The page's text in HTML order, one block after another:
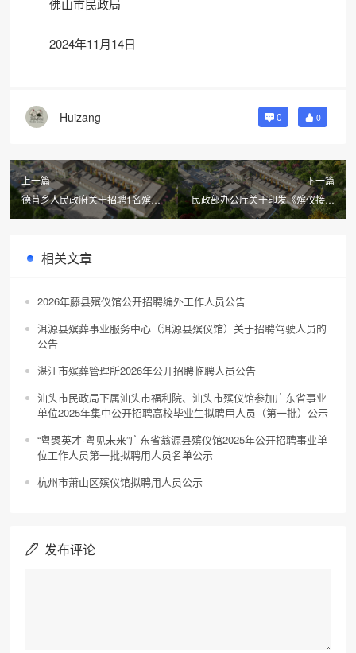
佛山市民政局
2024年11月14日
Huizang 0 0
上一篇
德苴乡人民政府关于招聘1名殡葬
管理员的公告（云南省大理）
下一篇
民政部办公厅关于印发《殡仪接待
服务规范》 等11项推荐性行业标
相关文章
2026年藤县殡仪馆公开招聘编外工作人员公告
洱源县殡葬事业服务中心（洱源县殡仪馆）关于招聘驾驶人员的
公告
湛江市殡葬管理所2026年公开招聘临聘人员公告
汕头市民政局下属汕头市福利院、汕头市殡仪馆参加广东省事业
单位2025年集中公开招聘高校毕业生拟聘用人员（第一批）公示
“粤聚英才·粤见未来”广东省翁源县殡仪馆2025年公开招聘事业单
位工作人员第一批拟聘用人员名单公示
杭州市萧山区殡仪馆拟聘用人员公示
发布评论